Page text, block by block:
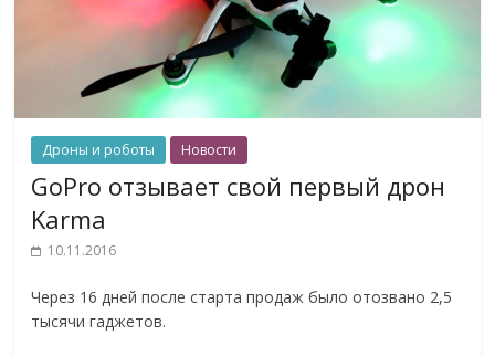
Дроны и роботы Новости
GoPro отзывает свой первый дрон
Karma
10.11.2016
Через 16 дней после старта продаж было отозвано 2,5
тысячи гаджетов.